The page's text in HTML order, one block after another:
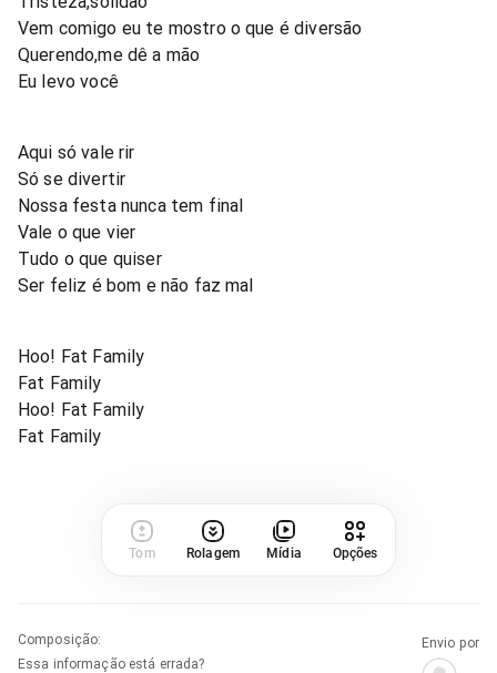
Vem comigo eu te mostro o que é diversão
Querendo,me dê a mão
Eu levo você
Aqui só vale rir
Só se divertir
Nossa festa nunca tem final
Vale o que vier
Tudo o que quiser
Ser feliz é bom e não faz mal
Hoo! Fat Family
Fat Family
Hoo! Fat Family
Fat Family
Tom Rolagem Mídia Opções
Composição:
Essa informação está errada?
Envio por